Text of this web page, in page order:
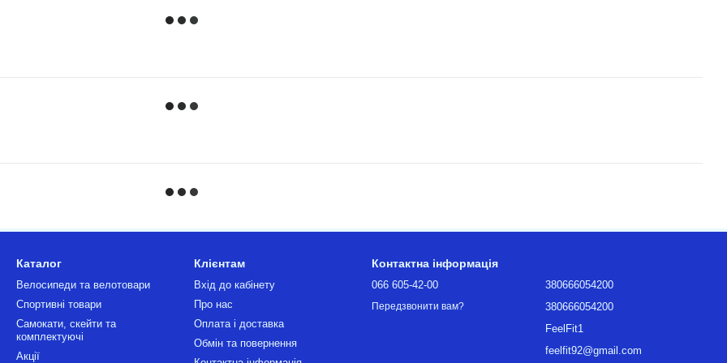
Каталог
Велосипеди та велотовари
Спортивні товари
Самокати, скейти та
комплектуючі
Акції
Клієнтам
Вхід до кабінету
Про нас
Оплата і доставка
Обмін та повернення
Контактна інформація
066 605-42-00
Передзвонити вам?
380666054200
380666054200
FeelFit1
feelfit92@gmail.com